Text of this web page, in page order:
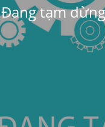
Đang tạm dừng